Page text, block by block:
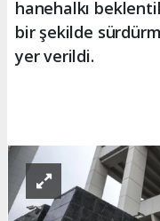
hanehalkı
bir şekilde
yer verildi.